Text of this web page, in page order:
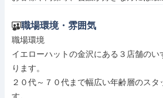
職場環境・雰囲気
職場環境
イエローハットの金沢にある３店舗のい
ります。
２０代～７０代まで幅広い年齢層のスタ